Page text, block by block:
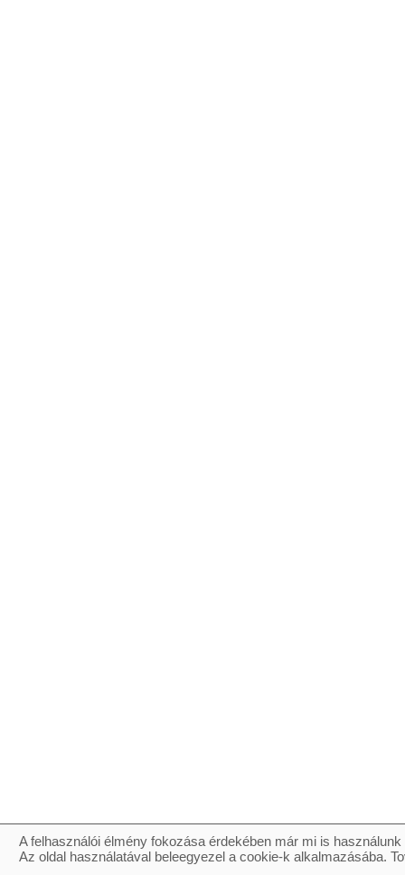
A felhasználói élmény fokozása érdekében már mi is
Az oldal használatával beleegyezel a cookie-k alkalmazásába.